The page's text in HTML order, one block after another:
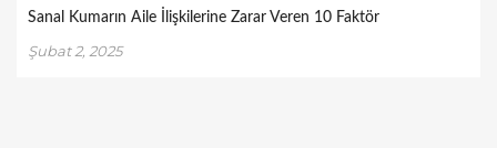
Sanal Kumarın Aile İlişkilerine Zarar Veren 10 Faktör
Şubat 2, 2025